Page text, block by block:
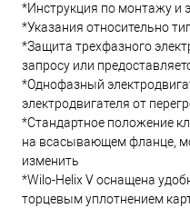
*Инструкция по монтажу и
*Указания относительно
*Защита трехфазного
запросу или
*Однофазный
электродвигателя от
*Стандартное положение
на всасывающем фланце,
изменить
*Wilo-Helix V оснащена
торцевым уплотнением